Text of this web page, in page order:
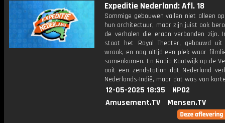
Expeditie Nederland: Afl. 18
Sommige gebouwen vallen niet alleen
hun architectuur, maar zijn juist ook
de verhalen die eraan verbonden zijn.
staat het Royal Theater, gebouwd
wraak, en nog altijd een plek waar
samenkomen. En Radio Kootwijk op de
ooit een zendstation dat Nederland
Nederlands-Indië, maar dat was van
12-05-2025 18:35
NPO2
Amusement.TV
Mensen.TV